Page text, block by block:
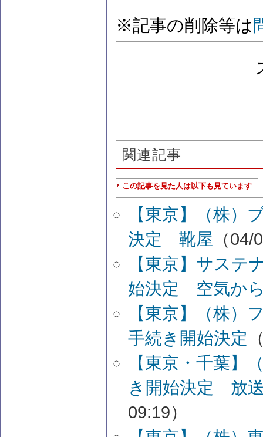
※記事の削除等は
関連記事
この記事を見た人は以下も見ています
【東京】（株）
決定 靴屋 （
【東京】サステ
始決定 空気か
【東京】（株）
手続き開始決定
【東京・千葉】
き開始決定 放
09:19）